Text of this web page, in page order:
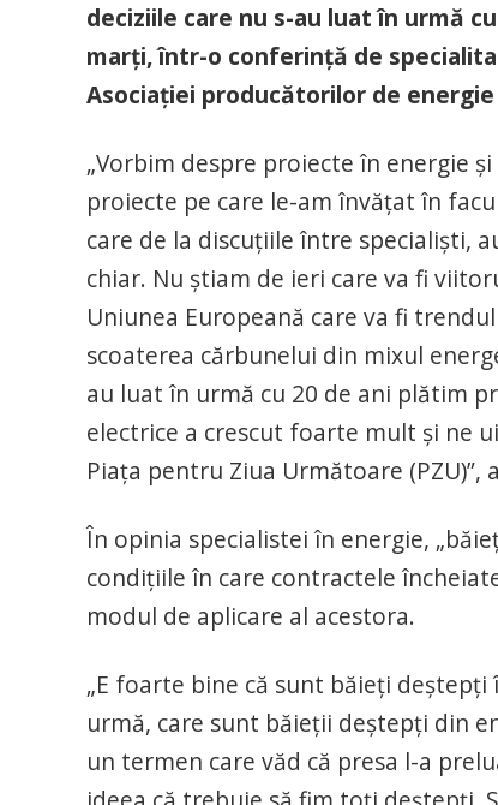
deciziile care nu s-au luat în urmă
marţi, într-o conferinţă de
Asociaţiei producătorilor de energie
„Vorbim despre proiecte în energie
proiecte pe care le-am învăţat în
care de la discuţiile între specialişti,
chiar. Nu ştiam de ieri care va fi
Uniunea Europeană care va fi
scoaterea cărbunelui din mixul
au luat în urmă cu 20 de ani plătim
electrice a crescut foarte mult şi ne
Piaţa pentru Ziua Următoare (PZU)”,
În opinia specialistei în energie,
condiţiile în care contractele
modul de aplicare al acestora.
„E foarte bine că sunt băieţi
urmă, care sunt băieţii deştepţi din
un termen care văd că presa l-a